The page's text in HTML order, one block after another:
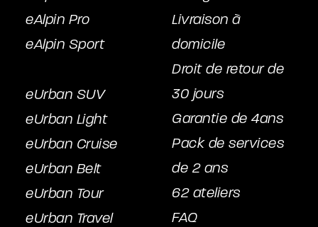
eAlpin Pro
eAlpin Sport
eUrban SUV
eUrban Light
eUrban Cruise
eUrban Belt
eUrban Tour
eUrban Travel
Livraison à
domicile
Droit de retour de
30 jours
Garantie de 4ans
Pack de services
de 2 ans
62 ateliers
FAQ